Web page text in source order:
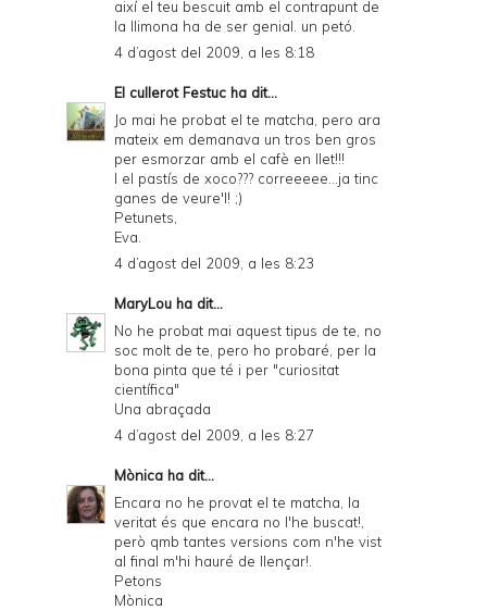
e
n
d
l
y
a
n
F
així el teu bescuit amb el contrapunt de
la llimona ha de ser genial. un petó.
4 d’agost del 2009, a les 8:18
El cullerot Festuc ha dit...
Jo mai he probat el te matcha, pero ara
mateix em demanava un tros ben gros
per esmorzar amb el cafè en llet!!!
I el pastís de xoco??? correeeee...ja tinc
ganes de veure'l! ;)
Petunets,
Eva.
4 d’agost del 2009, a les 8:23
MaryLou ha dit...
No he probat mai aquest tipus de te, no
soc molt de te, pero ho probaré, per la
bona pinta que té i per "curiositat
científica"
Una abraçada
4 d’agost del 2009, a les 8:27
Mònica ha dit...
Encara no he provat el te matcha, la
veritat és que encara no l'he buscat!,
però qmb tantes versions com n'he vist
al final m'hi hauré de llençar!.
Petons
Mònica